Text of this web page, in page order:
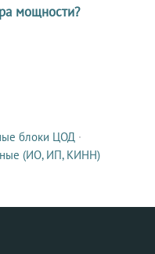
мощности?
блоки ЦОД ·
(ИО, ИП, КИНН)